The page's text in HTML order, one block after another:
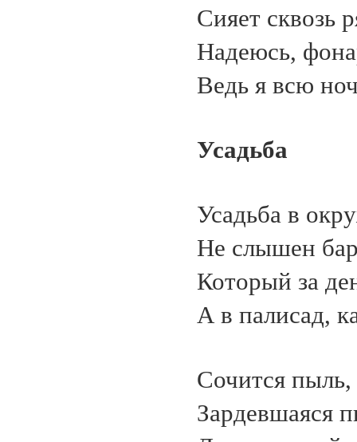
Сияет сквозь
Надеюсь,
Ведь я всю
Усадьба
Усадьба в
Не слышен
Который за
А в палисад,
Сочится пыль,
Зардевшаяся